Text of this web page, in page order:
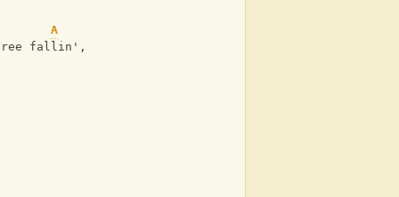
A
fallin', fallin'